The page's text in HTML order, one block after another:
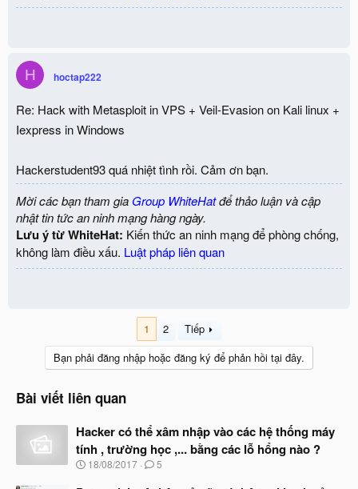
H hoctap222
Re: Hack with Metasploit in VPS + Veil-Evasion on Kali linux +
Iexpress in Windows
Hackerstudent93 quá nhiệt tình rồi. Cảm ơn bạn.
Mời các bạn tham gia Group WhiteHatđể thảo luận và cập
nhật tin tức an ninh mạng hàng ngày.
Lưu ý từ WhiteHat: Kiến thức an ninh mạng để phòng chống,
không làm điều xấu. Luật pháp liên quan
1 2
Tiếp
Bạn phải đăng nhập hoặc đăng ký để phản hồi tại đây.
Bài viết liên quan
Hacker có thể xâm nhập vào các hệ thống máy
tính , trường học ,... bằng các lỗ hổng nào ?
N
18/08/2017 5